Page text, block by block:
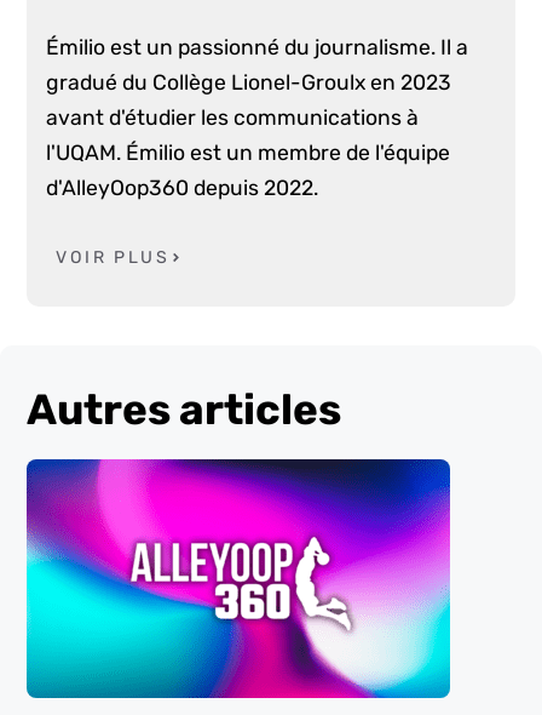
Émilio est un passionné du journalisme. Il a
gradué du Collège Lionel-Groulx en 2023
avant d'étudier les communications à
l'UQAM. Émilio est un membre de l'équipe
d'AlleyOop360 depuis 2022.
VOIR PLUS
Autres articles